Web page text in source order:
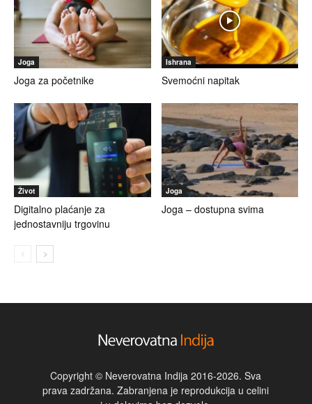
Joga
Joga za početnike
Ishrana
Svemoćni napitak
Život
Digitalno plaćanje za
jednostavniju trgovinu
Joga
Joga – dostupna svima
Copyright © Neverovatna Indija 2016-2026. Sva
prava zadržana. Zabranjena je reprodukcija u celini